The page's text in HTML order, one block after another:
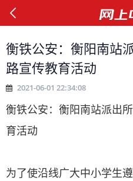
衡铁公安：衡阳南站
路宣传教育活动
2021-06-01 22:34:08
衡铁公安：衡阳南站派出
育活动
为了使沿线广大中小学生